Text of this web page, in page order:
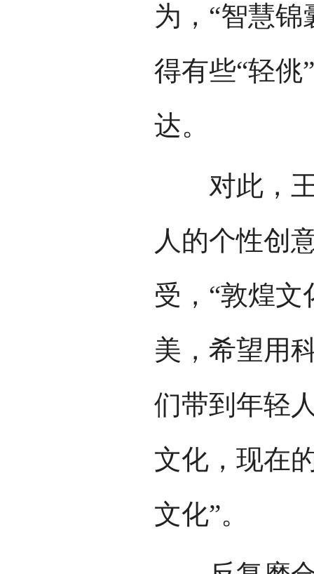
为，“智慧
得有些“轻佻
达。
对此，王
人的个性创
受，“敦煌
美，希望用
们带到年轻
文化，现在
文化”。